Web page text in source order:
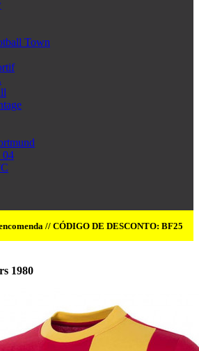
Town
04
// CÓDIGO DE DESCONTO: BF25
1980